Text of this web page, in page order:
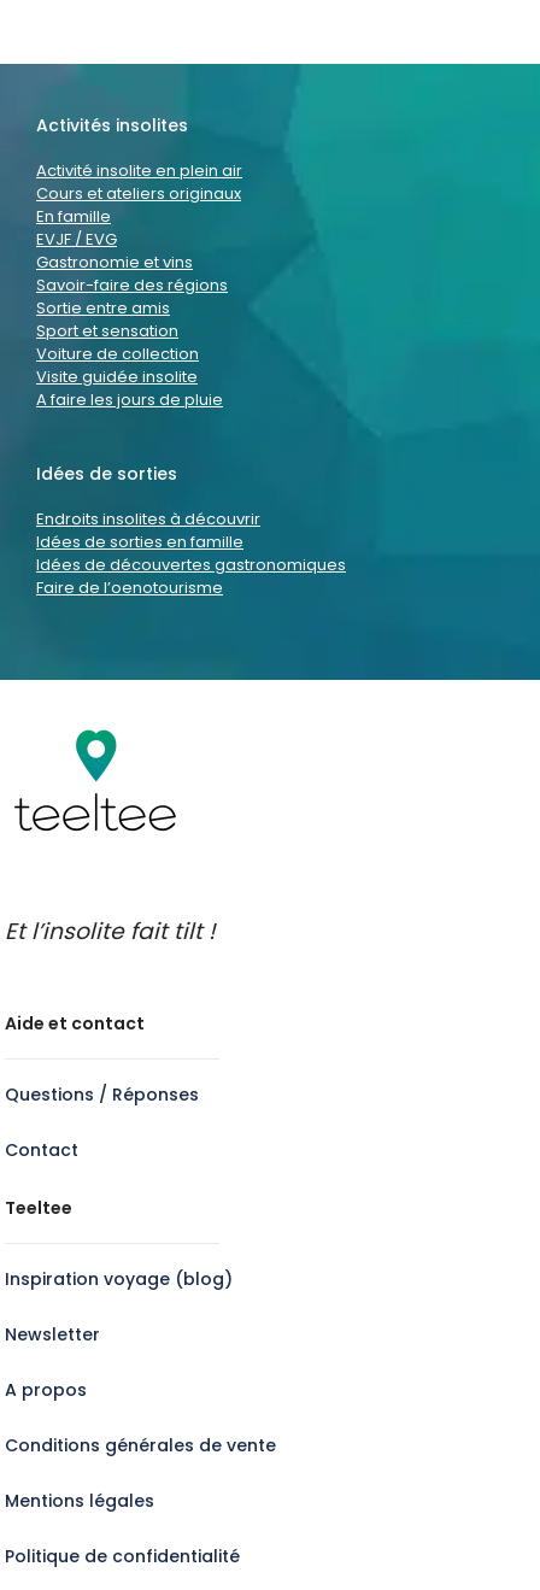
Activités insolites
Activité insolite en plein air
Cours et ateliers originaux
En famille
EVJF / EVG
Gastronomie et vins
Savoir-faire des régions
Sortie entre amis
Sport et sensation
Voiture de collection
Visite guidée insolite
A faire les jours de pluie
Idées de sorties
Endroits insolites à découvrir
Idées de sorties en famille
Idées de découvertes gastronomiques
Faire de l’oenotourisme
Et l’insolite fait tilt !
Aide et contact
Questions / Réponses
Contact
Teeltee
Inspiration voyage (blog)
Newsletter
A propos
Conditions générales de vente
Mentions légales
Politique de confidentialité